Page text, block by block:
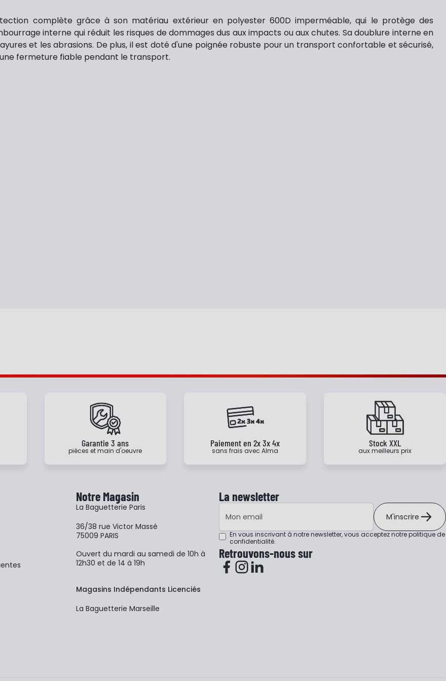
complète grâce à son matériau extérieur en polyester 600D imperméable, qui le protège des
interne qui réduit les risques de dommages dus aux impacts ou aux chutes. Sa doublure interne en
et les abrasions. De plus, il est doté d'une poignée robuste pour un transport confortable et sécurisé,
fermeture fiable pendant le transport.
Garantie 3 ans
pièces et main d'oeuvre
Paiement en 2x 3x 4x
sans frais avec Alma
Stock XXL
aux meilleurs prix
Notre Magasin
La Baguetterie Paris
36/38 rue Victor Massé
75009 PARIS
Ouvert du mardi au samedi de 10h à
12h30 et de 14 à 19h
Magasins Indépendants Licenciés
La Baguetterie Marseille
La newsletter
Adresse e-mail
M'inscrire
En vous inscrivant à notre newsletter, vous acceptez notrepolitique de
confidentialité.
Retrouvons-nous sur